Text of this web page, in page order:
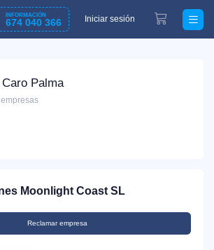
INFORMACIÓN
674 040 366 Iniciar sesión
Palma
Moonlight Coast SL
Reclamar empresa